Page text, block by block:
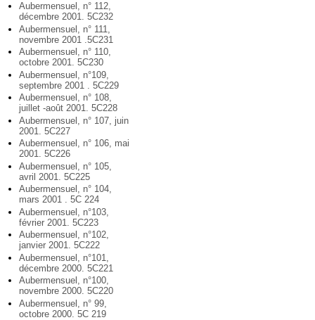
Aubermensuel, n° 112,
décembre 2001. 5C232
Aubermensuel, n° 111,
novembre 2001 .5C231
Aubermensuel, n° 110,
octobre 2001. 5C230
Aubermensuel, n°109,
septembre 2001 . 5C229
Aubermensuel, n° 108,
juillet -août 2001. 5C228
Aubermensuel, n° 107, juin
2001. 5C227
Aubermensuel, n° 106, mai
2001. 5C226
Aubermensuel, n° 105,
avril 2001. 5C225
Aubermensuel, n° 104,
mars 2001 . 5C 224
Aubermensuel, n°103,
février 2001. 5C223
Aubermensuel, n°102,
janvier 2001. 5C222
Aubermensuel, n°101,
décembre 2000. 5C221
Aubermensuel, n°100,
novembre 2000. 5C220
Aubermensuel, n° 99,
octobre 2000. 5C 219